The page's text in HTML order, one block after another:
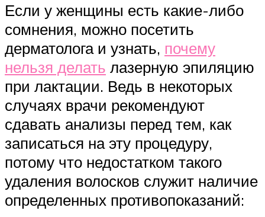
Если у женщины есть какие-либо
сомнения, можно посетить
дерматолога и узнать, почему
нельзя делать лазерную эпиляцию
при лактации. Ведь в некоторых
случаях врачи рекомендуют
сдавать анализы перед тем, как
записаться на эту процедуру,
потому что недостатком такого
удаления волосков служит наличие
определенных противопоказаний: